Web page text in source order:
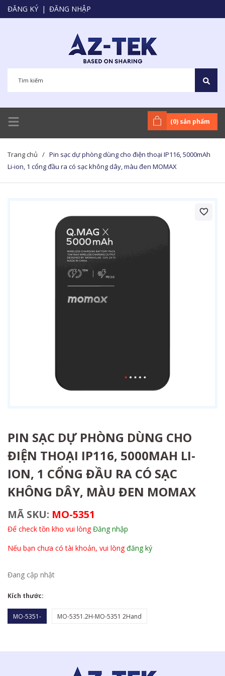
ĐĂNG KÝ | ĐĂNG NHẬP
(0) sản phẩm
Trang chủ / Pin sạc dự phòng dùng cho điện thoại IP116, 5000mAh
Li-ion, 1 cổng đầu ra có sạc không dây, màu đen MOMAX
PIN SẠC DỰ PHÒNG DÙNG CHO
ĐIỆN THOẠI IP116, 5000MAH LI-
ION, 1 CỔNG ĐẦU RA CÓ SẠC
KHÔNG DÂY, MÀU ĐEN MOMAX
MÃ SKU: MO-5351
Để check tồn kho vui lòngĐăng nhập
Nếu bạn chưa có tài khoản, vui lòngđăng ký
Đang cập nhật
Kích thước:
MO-5351- MO-5351.2H-MO-5351 2Hand